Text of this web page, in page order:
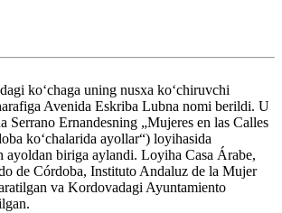
koʻchaga uning nusxa koʻchiruvchi
Avenida Eskriba Lubna nomi berildi. U
Serrano Ernandesning „Mujeres en las Calles
koʻchalarida ayollar“) loyihasida
ayoldan biriga aylandi. Loyiha Casa Árabe,
de Córdoba, Instituto Andaluz de la Mujer
va Kordovadagi Ayuntamiento